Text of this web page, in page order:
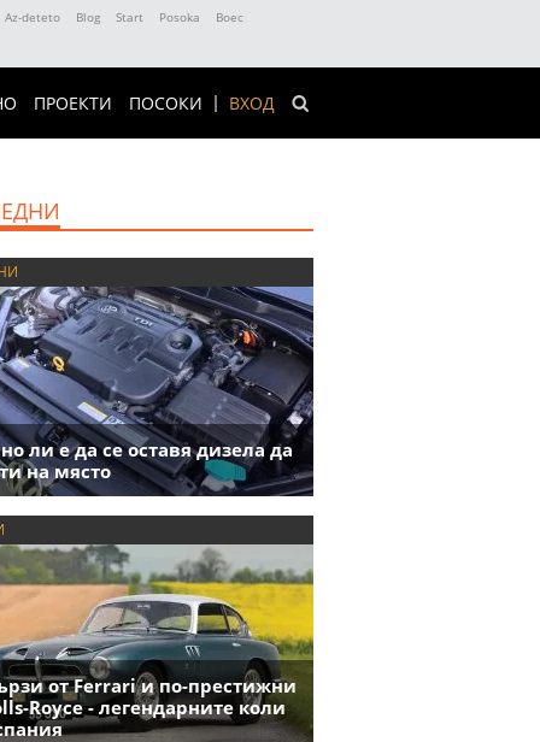
Az-deteto Blog Start Posoka
Boec
ВХОД
ПРОЕКТИ ПОСОКИ
ли е да се оставя дизела да
на място
от Ferrari и по-престижни
Royce - легендарните коли